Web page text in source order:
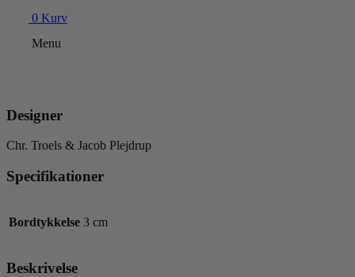
0 Kurv
Menu
Designer
Chr. Troels & Jacob Plejdrup
Specifikationer
Bordtykkelse 3 cm
Beskrivelse